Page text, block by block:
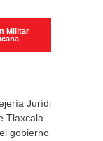
Militar
Jurídica
Tlaxcala
gobierno